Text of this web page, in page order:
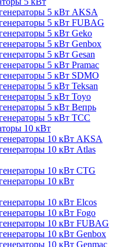
5 кВт AKSA
5 кВт FUBAG
5 кВт Geko
5 кВт Genbox
5 кВт Gesan
5 кВт Pramac
5 кВт SDMO
5 кВт Teksan
5 кВт Toyo
5 кВт Вепрь
5 кВт ТСС
10 кВт
10 кВт AKSA
10 кВт Atlas
10 кВт CTG
10 кВт
10 кВт Elcos
10 кВт Fogo
10 кВт FUBAG
10 кВт Genbox
10 кВт Genmac